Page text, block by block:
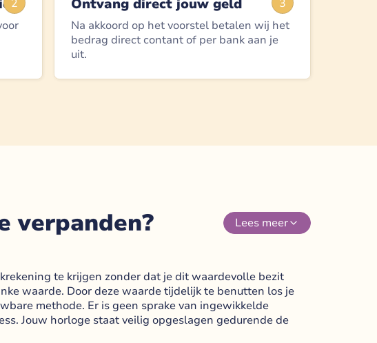
2 3
Ontvang direct jouw geld
Na akkoord op het voorstel betalen wij het
bedrag direct contant of per bank aan je
uit.
verpanden? Lees meer
te krijgen zonder dat je dit waardevolle bezit
waarde. Door deze waarde tijdelijk te benutten los je
methode. Er is geen sprake van ingewikkelde
Jouw horloge staat veilig opgeslagen gedurende de